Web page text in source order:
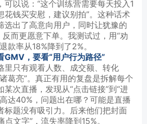
可以说：“这个训练营需要每天投入1
花钱买安慰，建议别拍”。这种话术
选出了高意向用户，同时让犹豫的
反而更愿意下单。我测试过，用“劝
款率从18%降到了2%。
GMV，要看“用户行为路径”
里只有观看人数、成交额、转化
葛亮”。真正有用的复盘是拆解每个
次直播，发现从“点击链接”到“进
达40%，问题出在哪？可能是直播
标题没有吸引力。后来他们把封面
文字”，流失率降到15%。